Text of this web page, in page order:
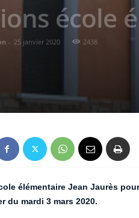
école
- 25 janvier 2020 2438
élémentaire Jean Jaurès
du mardi 3 mars 2020.